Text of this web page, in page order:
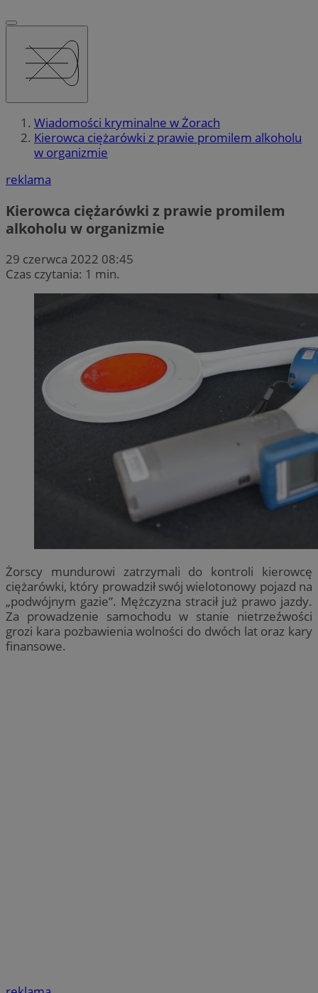
Wiadomości kryminalne w Żorach
Kierowca ciężarówki z prawie promilem alkoholu
w organizmie
reklama
Kierowca ciężarówki z prawie promilem
alkoholu w organizmie
29 czerwca 2022 08:45
Czas czytania: 1 min.
Żorscy mundurowi zatrzymali do kontroli kierowcę
ciężarówki, który prowadził swój wielotonowy pojazd na
„podwójnym gazie”. Mężczyzna stracił już prawo jazdy.
Za prowadzenie samochodu w stanie nietrzeźwości
grozi kara pozbawienia wolności do dwóch lat oraz kary
finansowe.